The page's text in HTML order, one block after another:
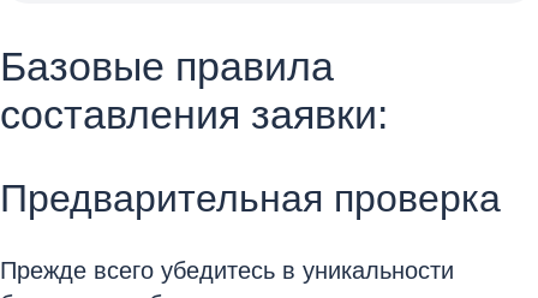
Базовые правила
составления заявки:
Предварительная проверка
Прежде всего убедитесь в уникальности